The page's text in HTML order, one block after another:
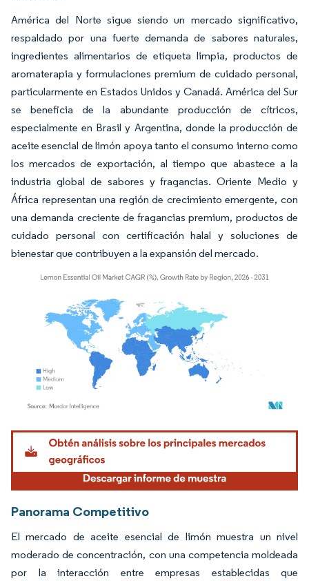
América del Norte sigue siendo un mercado significativo,
respaldado por una fuerte demanda de sabores naturales,
ingredientes alimentarios de etiqueta limpia, productos de
aromaterapia y formulaciones premium de cuidado personal,
particularmente en Estados Unidos y Canadá. América del Sur
se beneficia de la abundante producción de cítricos,
especialmente en Brasil y Argentina, donde la producción de
aceite esencial de limón apoya tanto el consumo interno como
los mercados de exportación, al tiempo que abastece a la
industria global de sabores y fragancias. Oriente Medio y
África representan una región de crecimiento emergente, con
una demanda creciente de fragancias premium, productos de
cuidado personal con certificación halal y soluciones de
bienestar que contribuyen a la expansión del mercado.
Imagen © Mordor Intelligence. El uso requiere atribución según CC BY 4.0.
Panorama Competitivo
El mercado de aceite esencial de limón muestra un nivel
moderado de concentración, con una competencia moldeada
por la interacción entre empresas establecidas que